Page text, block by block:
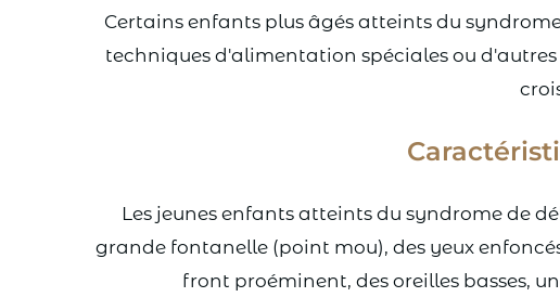
Certains enfants plus âgés atteints du
techniques d'alimentation spéciales ou
Les jeunes enfants atteints du syndrome de
grande fontanelle (point mou), des yeux
front proéminent, des oreilles basses,